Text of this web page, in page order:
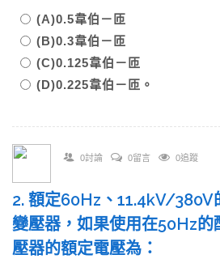
(A)0.5韋伯－匝
(B)0.3韋伯－匝
(C)0.125韋伯－匝
(D)0.225韋伯－匝。
0討論 0留言 0追蹤
2. 額定60Hz、11.4kV/380V
變壓器，如果使用在50Hz的
壓器的額定電壓為：